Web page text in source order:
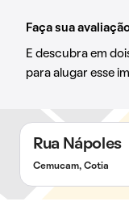
Faça sua
E descubra em
para alugar esse
Rua Nápoles
Cemucam, Cotia